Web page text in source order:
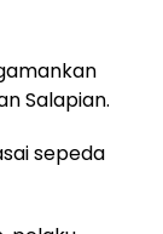
Salapian.
sepeda